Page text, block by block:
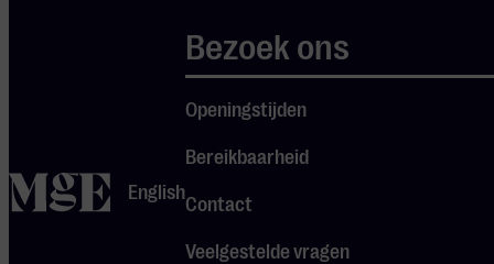
homeEnglish
Bezoek ons
Openingstijden
Bereikbaarheid
Contact
Veelgestelde vragen
DEUREN
OPEN